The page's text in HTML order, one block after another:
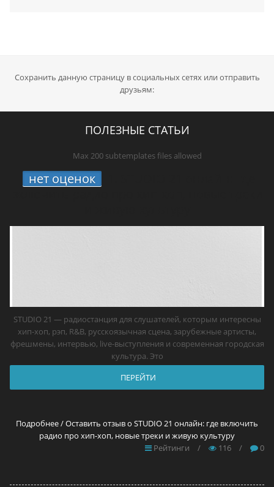
Сохранить данную страницу в социальных сетях или отправить
друзьям:
ПОЛЕЗНЫЕ СТАТЬИ
Max 200 subtemplates files allowed
нет оценок
STUDIO 21 — радиостанция для слушателей, которым интересны
хип-хоп, рэп, R&B, русскоязычная сцена, зарубежные артисты,
фрешмены, интервью, live-выступления и современная городская
культура. Это
ПЕРЕЙТИ
Подробнее / Оставить отзыв о STUDIO 21 онлайн: где включить
радио про хип-хоп, новые треки и живую культуру
Рейтинги
/ 116 / 0